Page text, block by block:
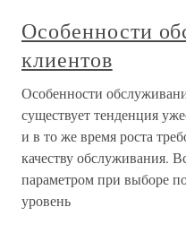
Особенности
клиентов
Особенности
существует тенденция
и в то же время роста
качеству обслуживания.
параметром при выборе
уровень